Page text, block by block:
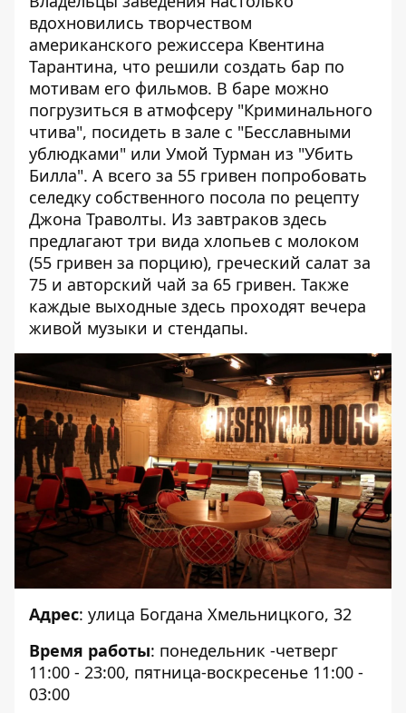
вдохновились творчеством
американского режиссера Квентина
Тарантина, что решили создать бар по
мотивам его фильмов. В баре можно
погрузиться в атмофсеру "Криминального
чтива", посидеть в зале с "Бесславными
ублюдками" или Умой Турман из "Убить
Билла". А всего за 55 гривен попробовать
селедку собственного посола по рецепту
Джона Траволты. Из завтраков здесь
предлагают три вида хлопьев с молоком
(55 гривен за порцию), греческий салат за
75 и авторский чай за 65 гривен. Также
каждые выходные здесь проходят вечера
живой музыки и стендапы.
Адрес: улица Богдана Хмельницкого, 32
Время работы: понедельник -четверг
11:00 - 23:00, пятница-воскресенье 11:00 -
03:00